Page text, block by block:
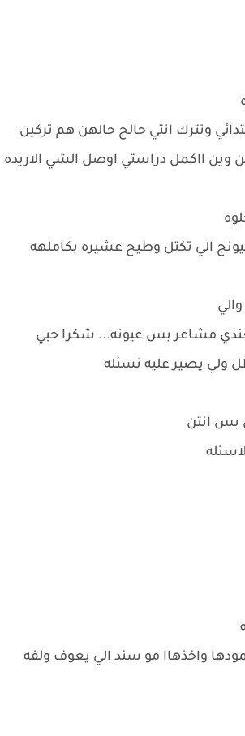
وتترك انتي حالج حالهن هم تركين
وين ااكمل دراستي اوصل الشي الاريده
الي تكتل وطيح عشيره بكاملهه
مشاعر بس عيونه... شكرا حبي
بس انتن
واخذهاا مو سند الي يعوف ولفه